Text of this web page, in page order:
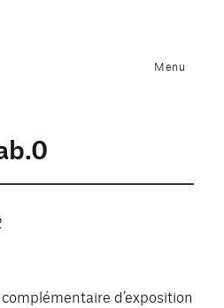
Menu
d’exposition